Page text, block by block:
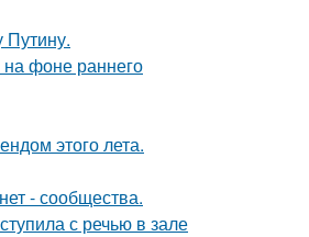
фоне раннего
этого лета.
- сообщества.
с речью в зале